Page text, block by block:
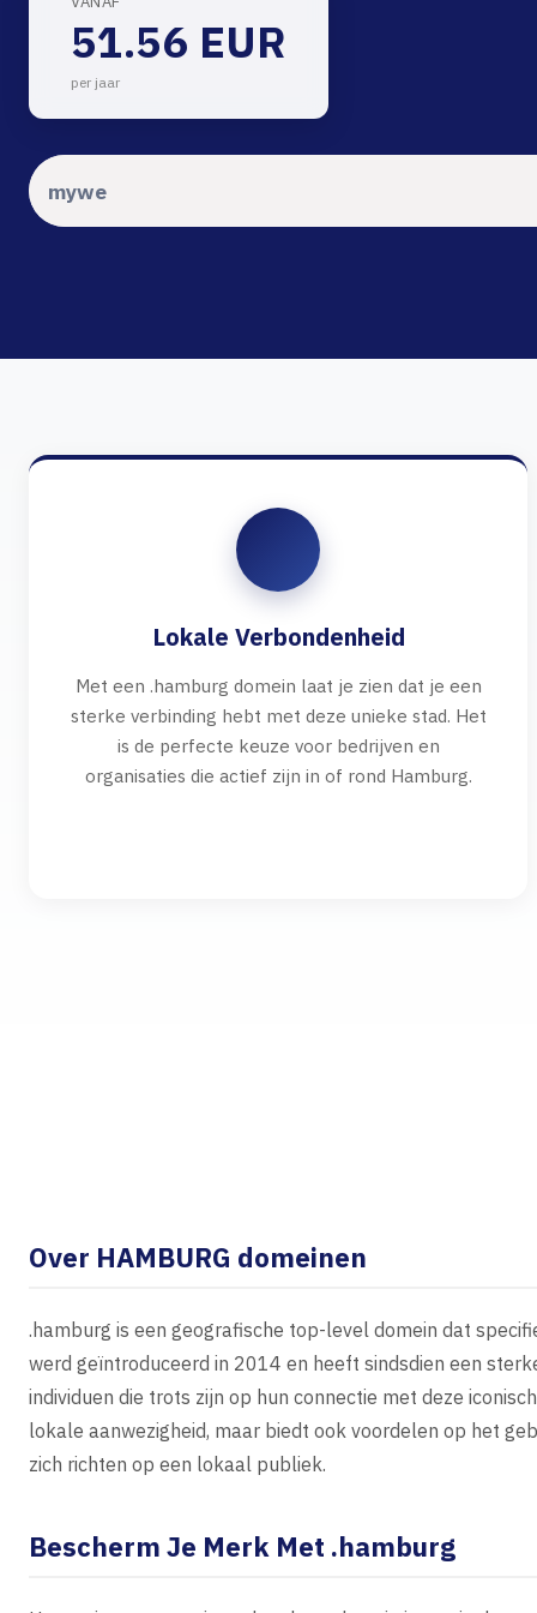
51.56 EUR
per jaar
Lokale Verbondenheid
Met een .hamburg domein laat je zien dat je een
sterke verbinding hebt met deze unieke stad. Het
is de perfecte keuze voor bedrijven en
organisaties die actief zijn in of rond Hamburg.
Over HAMBURG domeinen
.hamburg is een geografische top-level domein dat
werd geïntroduceerd in 2014 en heeft sindsdien een
individuen die trots zijn op hun connectie met deze
lokale aanwezigheid, maar biedt ook voordelen op het
zich richten op een lokaal publiek.
Bescherm Je Merk Met .hamburg